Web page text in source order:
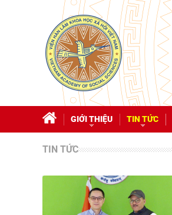
GIỚI THIỆU TIN TỨC
TIN TỨC